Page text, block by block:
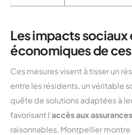
Les impacts sociaux
économiques de
Ces mesures visent à tisser un
entre les résidents, un véritable
quête de solutions adaptées à
favorisant l’accès aux assurances
raisonnables, Montpellier montre